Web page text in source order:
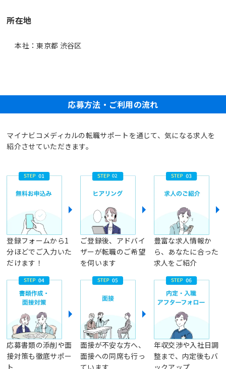
所在地
本社：東京都 渋谷区
応募方法・ご利用の流れ
マイナビコメディカルの転職サポートを通じて、気になる求人を
紹介させていただきます。
登録フォームから1
分ほどでご入力いた
だけます！
ご登録後、アドバイ
ザーが転職のご希望
を伺います
豊富な求人情報か
ら、あなたに合った
求人をご紹介
応募書類の添削や面
接対策も徹底サポー
ト
面接が不安な方へ、
面接への同席も行っ
ています
年収交渉や入社日調
整まで、内定後もバ
ックアップ